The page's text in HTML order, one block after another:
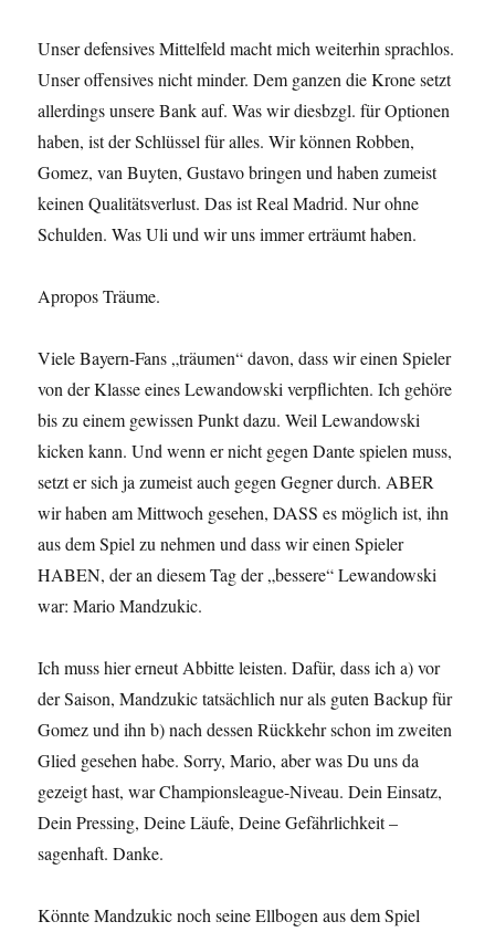
Unser defensives Mittelfeld macht mich weiterhin sprachlos.
Unser offensives nicht minder. Dem ganzen die Krone setzt
allerdings unsere Bank auf. Was wir diesbzgl. für Optionen
haben, ist der Schlüssel für alles. Wir können Robben,
Gomez, van Buyten, Gustavo bringen und haben zumeist
keinen Qualitätsverlust. Das ist Real Madrid. Nur ohne
Schulden. Was Uli und wir uns immer erträumt haben.
Apropos Träume.
Viele Bayern-Fans „träumen“ davon, dass wir einen Spieler
von der Klasse eines Lewandowski verpflichten. Ich gehöre
bis zu einem gewissen Punkt dazu. Weil Lewandowski
kicken kann. Und wenn er nicht gegen Dante spielen muss,
setzt er sich ja zumeist auch gegen Gegner durch. ABER
wir haben am Mittwoch gesehen, DASS es möglich ist, ihn
aus dem Spiel zu nehmen und dass wir einen Spieler
HABEN, der an diesem Tag der „bessere“ Lewandowski
war: Mario Mandzukic.
Ich muss hier erneut Abbitte leisten. Dafür, dass ich a) vor
der Saison, Mandzukic tatsächlich nur als guten Backup für
Gomez und ihn b) nach dessen Rückkehr schon im zweiten
Glied gesehen habe. Sorry, Mario, aber was Du uns da
gezeigt hast, war Championsleague-Niveau. Dein Einsatz,
Dein Pressing, Deine Läufe, Deine Gefährlichkeit –
sagenhaft. Danke.
Könnte Mandzukic noch seine Ellbogen aus dem Spiel